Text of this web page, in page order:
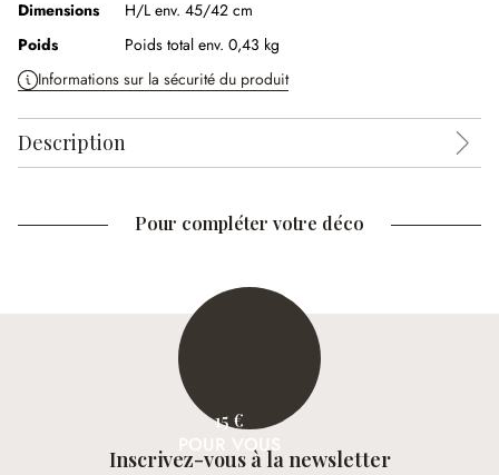
Dimensions
H/L env. 45/42 cm
Poids
Poids total env. 0,43 kg
Informations sur la sécurité du produit
Description
Pour compléter votre déco
15 €
POUR VOUS
Inscrivez-vous à la newsletter